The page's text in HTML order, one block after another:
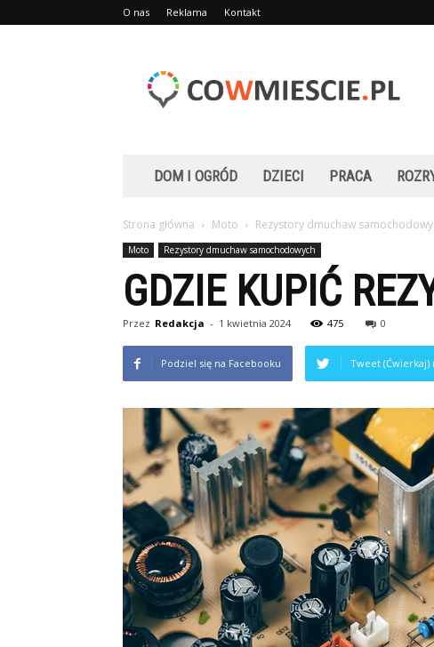
O nas Reklama Kontakt
DOM I OGRÓD DZIECI PRACA
Strona główna Moto Rezystory dmuchaw
Moto Rezystory dmuchaw samochodowych
GDZIE KUPIĆ
Przez Redakcja - 1 kwietnia 2024 475 0
Podziel się na Facebooku Tweet (Ćwierkaj)